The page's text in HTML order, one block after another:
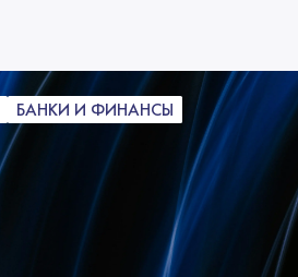
БАНКИ И ФИНАНСЫ